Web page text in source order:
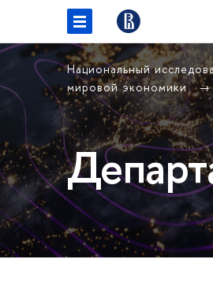
Национальный
мировой экономики